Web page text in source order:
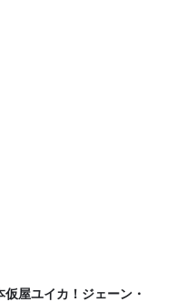
仮屋ユイカ！ジェーン・